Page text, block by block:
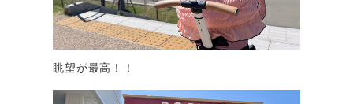
眺望が最高！！